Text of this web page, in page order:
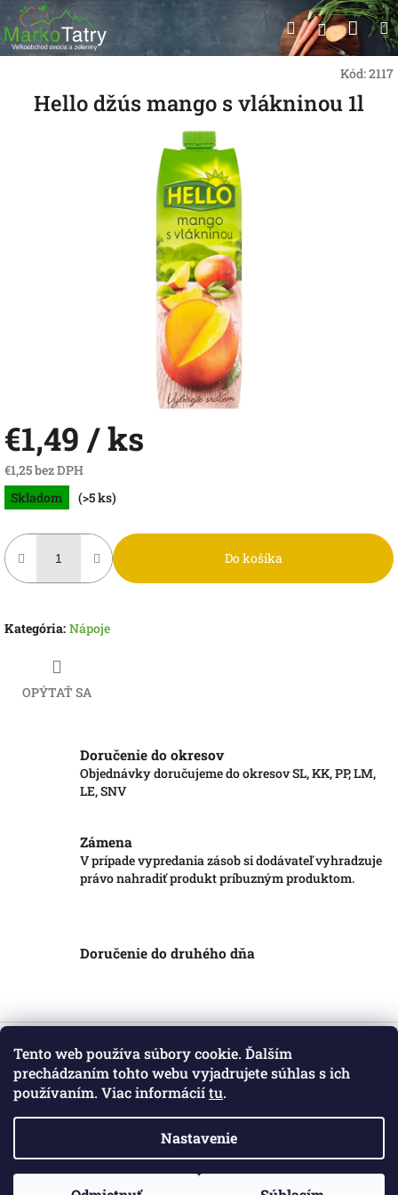
Tento web používa súbory cookie. Ďalším
prechádzaním tohto webu vyjadrujete súhlas s ich
používaním. Viac informáciítu.
Nastavenie
Prejsť
na
obsah
Hľadať
Kód:2117
Hello džús mango s vlákninou 1l
€1,49 / ks
€1,25 bez DPH
Jednotková
cena:
Skladom (>5 ks)
Do košíka
Kategória: Nápoje
OPÝTAŤ SA
Doručenie do okresov
Objednávky doručujeme do okresov SL, KK, PP, LM,
LE, SNV
Zámena
V prípade vypredania zásob si dodávateľ vyhradzuje
právo nahradiť produkt príbuzným produktom.
Doručenie do druhého dňa
Z
Informácie pre vás
Obchodné podmienky
Copyright 2026 . Všetky práva vyhradené.